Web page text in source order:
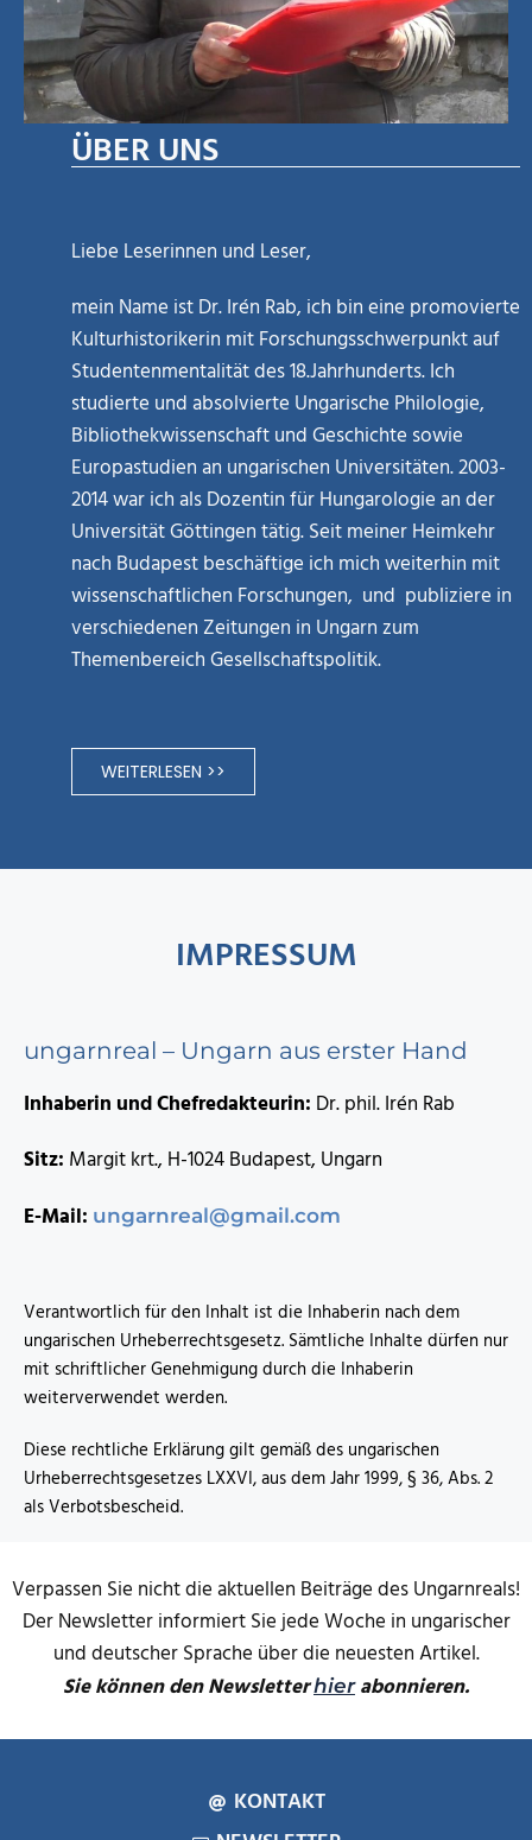
ÜBER UNS
Liebe Leserinnen und Leser,
mein Name ist Dr. Irén Rab, ich bin eine promovierte
Kulturhistorikerin mit Forschungsschwerpunkt auf
Studentenmentalität des 18.Jahrhunderts. Ich
studierte und absolvierte Ungarische Philologie,
Bibliothekwissenschaft und Geschichte sowie
Europastudien an ungarischen Universitäten. 2003-
2014 war ich als Dozentin für Hungarologie an der
Universität Göttingen tätig. Seit meiner Heimkehr
nach Budapest beschäftige ich mich weiterhin mit
wissenschaftlichen Forschungen, und publiziere in
verschiedenen Zeitungen in Ungarn zum
Themenbereich Gesellschaftspolitik.
WEITERLESEN >>
IMPRESSUM
ungarnreal – Ungarn aus erster Hand
Inhaberin und Chefredakteurin: Dr. phil. Irén Rab
Sitz: Margit krt., H-1024 Budapest, Ungarn
E-Mail: ungarnreal@gmail.com
Verantwortlich für den Inhalt ist die Inhaberin nach dem
ungarischen Urheberrechtsgesetz. Sämtliche Inhalte dürfen nur
mit schriftlicher Genehmigung durch die Inhaberin
weiterverwendet werden.
Diese rechtliche Erklärung gilt gemäß des ungarischen
Urheberrechtsgesetzes LXXVI, aus dem Jahr 1999, § 36, Abs. 2
als Verbotsbescheid.
Verpassen Sie nicht die aktuellen Beiträge des Ungarnreals!
Der Newsletter informiert Sie jede Woche in ungarischer
und deutscher Sprache über die neuesten Artikel.
Sie können den Newsletterhierabonnieren.
KONTAKT